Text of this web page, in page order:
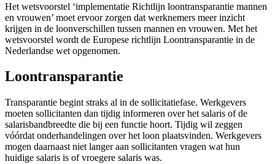
Het wetsvoorstel ‘implementatie Richtlijn loontransparantie mannen
en vrouwen’ moet ervoor zorgen dat werknemers meer inzicht
krijgen in de loonverschillen tussen mannen en vrouwen. Met het
wetsvoorstel wordt de Europese richtlijn Loontransparantie in de
Nederlandse wet opgenomen.
Loontransparantie
Transparantie begint straks al in de sollicitatiefase. Werkgevers
moeten sollicitanten dan tijdig informeren over het salaris of de
salarisbandbreedte die bij een functie hoort. Tijdig wil zeggen
vóórdat onderhandelingen over het loon plaatsvinden. Werkgevers
mogen daarnaast niet langer aan sollicitanten vragen wat hun
huidige salaris is of vroegere salaris was.